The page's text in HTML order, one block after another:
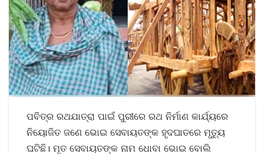
ପବିତ୍ର ରଥଯାତ୍ରା ପାଇଁ ପୁରୀରେ ରଥ ନିର୍ମାଣ କାର୍ଯ୍ୟରେ
ନିୟୋଜିତ ଜଣେ ଭୋଇ ସେବାୟତଙ୍କ ହୃଦଘାତରେ ମୃତ୍ୟୁ
ଘଟିଛି। ମୃତ ସେବାୟତଙ୍କ ନାମ ଧୋବା ଭୋଇ ବୋଲି